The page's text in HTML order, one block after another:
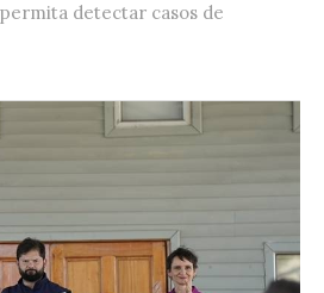
detectar casos de